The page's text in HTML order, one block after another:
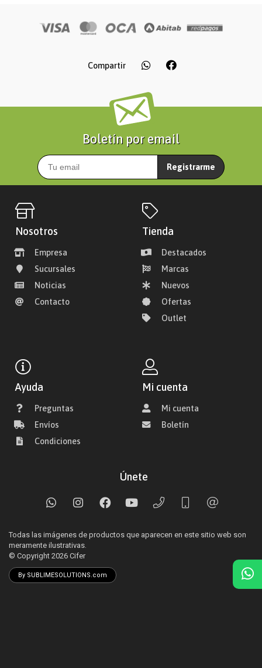
Compartir
Boletín por email
Registrarme
Nosotros
Empresa
Sucursales
Noticias
Contacto
Tienda
Destacados
Marcas
Nuevos
Ofertas
Outlet
Ayuda
Preguntas
Envíos
Condiciones
Mi cuenta
Mi cuenta
Boletín
Únete
Todas las imágenes de productos que aparecen en este sitio web son
meramente ilustrativas.
© Copyright 2026 Cifer
By SUBLIMESOLUTIONS.com